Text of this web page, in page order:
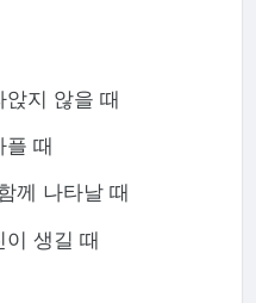
지 않을 때
플 때
께 나타날 때
생길 때